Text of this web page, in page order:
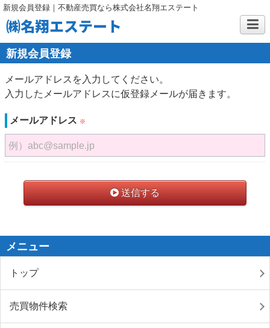
新規会員登録｜不動産売買なら株式会社名翔エステート
㈱名翔エステート
新規会員登録
メールアドレスを入力してください。
入力したメールアドレスに仮登録メールが届きます。
メールアドレス ※
例）abc@sample.jp
送信する
メニュー
トップ
売買物件検索